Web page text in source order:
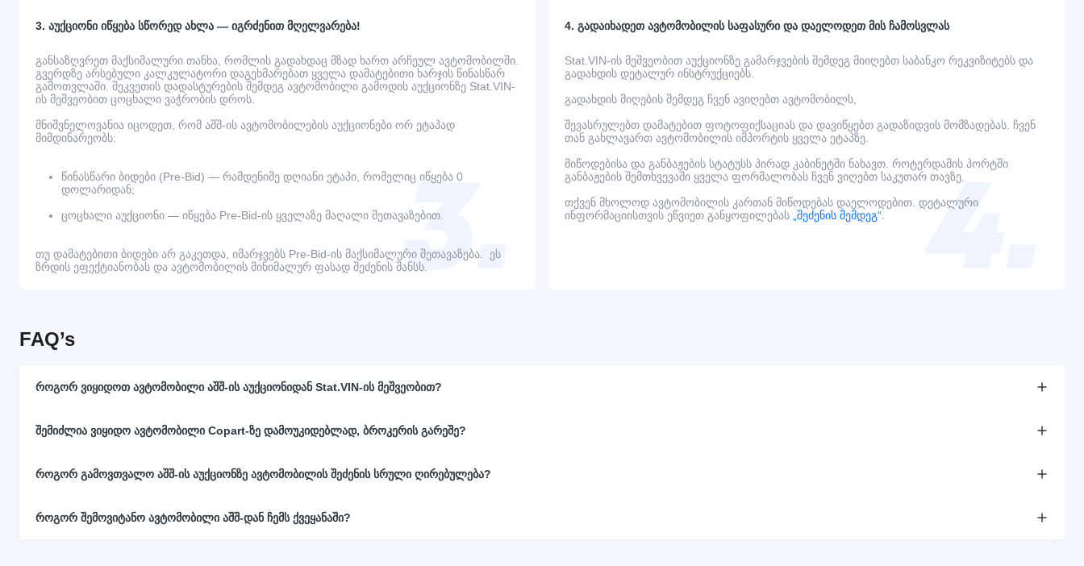
3. აუქციონი იწყება სწორედ ახლა — იგრძენით მღელვარება!
განსაზღვრეთ მაქსიმალური თანხა, რომლის გადახდაც მზად ხართ არჩეულ ავტომობილში.
გვერდზე არსებული კალკულატორი დაგეხმარებათ ყველა დამატებითი ხარჯის წინასწარ
გამოთვლაში. შეკვეთის დადასტურების შემდეგ ავტომობილი გამოდის აუქციონზე Stat.VIN-
ის მეშვეობით ცოცხალი ვაჭრობის დროს.
მნიშვნელოვანია იცოდეთ, რომ აშშ-ის ავტომობილების აუქციონები ორ ეტაპად
მიმდინარეობს:
წინასწარი ბიდები (Pre-Bid) — რამდენიმე დღიანი ეტაპი, რომელიც იწყება 0
დოლარიდან;
ცოცხალი აუქციონი — იწყება Pre-Bid-ის ყველაზე მაღალი შეთავაზებით.
თუ დამატებითი ბიდები არ გაკეთდა, იმარჯვებს Pre-Bid-ის მაქსიმალური შეთავაზება. ეს
ზრდის ეფექტიანობას და ავტომობილის მინიმალურ ფასად შეძენის შანსს.
4. გადაიხადეთ ავტომობილის საფასური და დაელოდეთ მის ჩამოსვლას
Stat.VIN-ის მეშვეობით აუქციონზე გამარჯვების შემდეგ მიიღებთ საბანკო რეკვიზიტებს და
გადახდის დეტალურ ინსტრუქციებს.
გადახდის მიღების შემდეგ ჩვენ ავიღებთ ავტომობილს,
შევასრულებთ დამატებით ფოტოფიქსაციას და დავიწყებთ გადაზიდვის მომზადებას. ჩვენ
თან გახლავართ ავტომობილის იმპორტის ყველა ეტაპზე.
მიწოდებისა და განბაჟების სტატუსს პირად კაბინეტში ნახავთ. როტერდამის პორტში
განბაჟების შემთხვევაში ყველა ფორმალობას ჩვენ ვიღებთ საკუთარ თავზე.
თქვენ მხოლოდ ავტომობილის კართან მიწოდებას დაელოდებით. დეტალური
ინფორმაციისთვის ეწვიეთ განყოფილებას „შეძენის შემდეგ“
FAQ’s
როგორ ვიყიდოთ ავტომობილი აშშ-ის აუქციონიდან Stat.VIN-ის მეშვეობით?
შემიძლია ვიყიდო ავტომობილი Copart-ზე დამოუკიდებლად, ბროკერის გარეშე?
როგორ გამოვთვალო აშშ-ის აუქციონზე ავტომობილის შეძენის სრული ღირებულება?
როგორ შემოვიტანო ავტომობილი აშშ-დან ჩემს ქვეყანაში?